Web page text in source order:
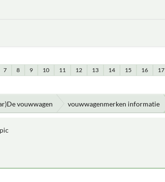
7 8 9 10 11 12 13 14 15 16 17
vouwwagen vouwwagenmerken informatie